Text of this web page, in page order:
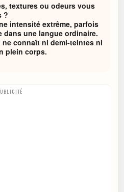
textures ou odeurs vous
?
intensité extrême, parfois
une langue ordinaire.
connaît ni demi-teintes ni
plein corps.